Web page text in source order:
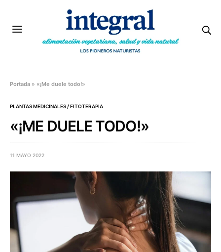
Portada » «¡Me duele todo!»
PLANTAS MEDICINALES / FITOTERAPIA
«¡ME DUELE TODO!»
11 MAYO 2022